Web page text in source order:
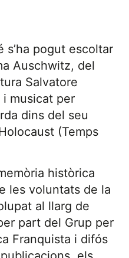
s’ha pogut escoltar
Auschwitz, del
Salvatore
i musicat per
dins del seu
(Temps
històrica
les voluntats de la
al llarg de
part del Grup per
Franquista i difós